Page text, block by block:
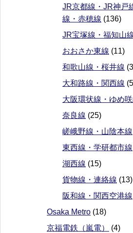
JR京都線・JR神戸
線・赤穂線 (136)
JR宝塚線・福知山
おおさか東線 (11)
和歌山線・桜井線
大和路線・関西線
大阪環状線・ゆめ
奈良線 (25)
嵯峨野線・山陰本線
東西線・学研都市線
湖西線 (15)
貨物線・連絡線 (13)
阪和線・関西空港線
Osaka Metro (18)
京福電鉄（嵐電）
(4)